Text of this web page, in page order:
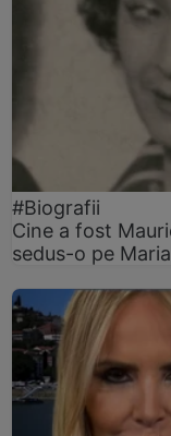
#Biografii
Cine a fost
sedus-o pe